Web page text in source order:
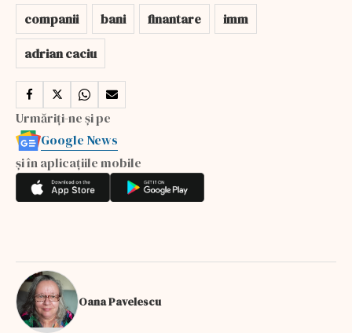
companii bani finantare
imm
adrian caciu
Urmăriți-ne și pe
Google News
și în aplicațiile mobile
Oana Pavelescu